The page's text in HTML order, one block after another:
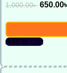
1,000.00৳ 650.00৳
Add to cart